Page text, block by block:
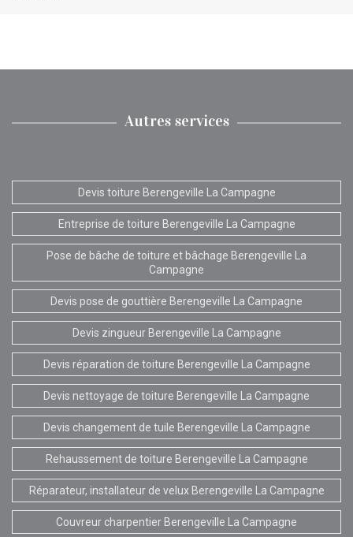
Autres services
Devis toiture Berengeville La Campagne
Entreprise de toiture Berengeville La Campagne
Pose de bâche de toiture et bâchage Berengeville La
Campagne
Devis pose de gouttière Berengeville La Campagne
Devis zingueur Berengeville La Campagne
Devis réparation de toiture Berengeville La Campagne
Devis nettoyage de toiture Berengeville La Campagne
Devis changement de tuile Berengeville La Campagne
Rehaussement de toiture Berengeville La Campagne
Réparateur, installateur de velux Berengeville La Campagne
Couvreur charpentier Berengeville La Campagne